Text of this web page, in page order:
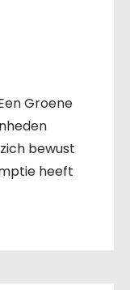
Groene
bewust
heeft